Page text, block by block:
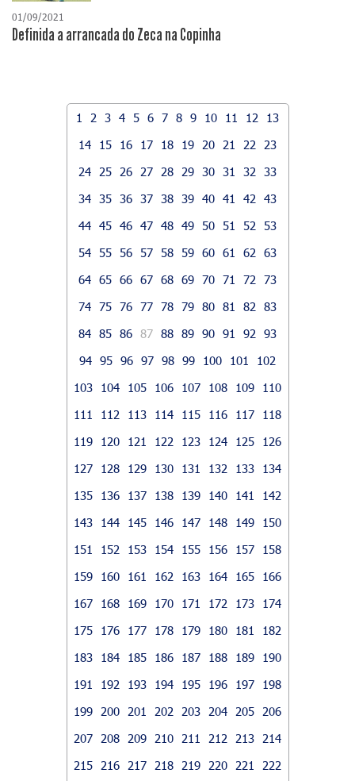
01/09/2021
Definida a arrancada do Zeca na Copinha
1 2 3 4 5 6 7 8 9 10 11 12
13
14
15 16 17 18 19 20 21 22
23
24
25 26 27 28 29 30 31 32
33
34 35 36 37 38 39 40 41 42
43
44 45 46 47 48 49 50 51 52
53
54 55 56 57 58 59 60 61 62
63
64 65 66 67 68 69 70 71 72
73
74 75 76 77 78 79 80 81 82
83
84 85 86 87 88 89 90 91 92
93
94 95 96 97 98 99 100 101
102
103
104 105 106 107 108 109
110
111
112 113 114 115 116 117
118
119
120 121 122 123 124 125
126
127
128 129 130 131 132 133
134
135
136 137 138 139 140 141
142
143
144 145 146 147 148 149
150
151
152 153 154 155 156 157
158
159
160 161 162 163 164 165
166
167
168 169 170 171 172 173
174
175
176 177 178 179 180 181
182
183
184 185 186 187 188 189
190
191
192 193 194 195 196 197
198
199
200 201 202 203 204 205
206
207
208 209 210 211 212 213
214
215
216 217 218 219 220 221
222